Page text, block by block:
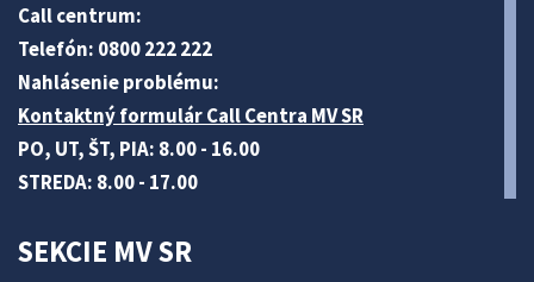
Call centrum:
Telefón: 0800 222 222
Nahlásenie problému:
Kontaktný formulár Call Centra MV SR
PO, UT, ŠT, PIA: 8.00 - 16.00
STREDA: 8.00 - 17.00
SEKCIE MV SR